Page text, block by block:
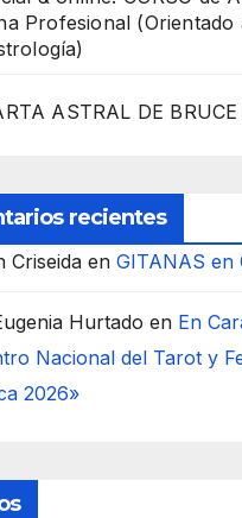
Profesional (Orientado
ASTRAL DE BRUCE
recientes
Criseida enGITANAS en
Hurtado en En
Nacional del Tarot y
2026»